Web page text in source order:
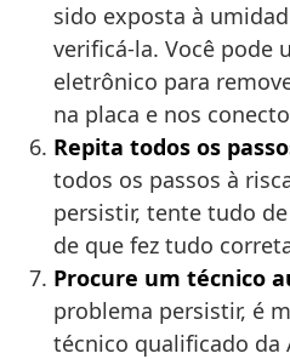
sido exposta à
verificá-la. Você pode
eletrônico para
na placa e nos
Repita todos os
todos os passos à
persistir, tente tudo
de que fez tudo
Procure um técnico
problema persistir, é
técnico qualificado da